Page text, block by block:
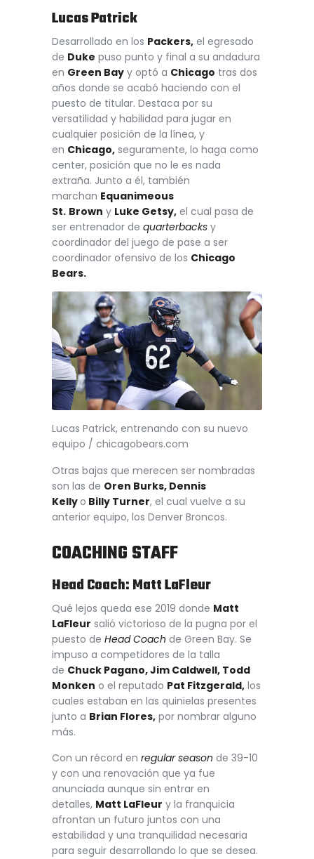
Lucas Patrick
Desarrollado en los Packers, el egresado
de Duke puso punto y final a su andadura
en Green Bay y optó a Chicago tras dos
años donde se acabó haciendo con el
puesto de titular. Destaca por su
versatilidad y habilidad para jugar en
cualquier posición de la línea, y
en Chicago, seguramente, lo haga como
center, posición que no le es nada
extraña. Junto a él, también
marchan Equanimeous
St. Brown y Luke Getsy, el cual pasa de
ser entrenador de quarterbacks y
coordinador del juego de pase a ser
coordinador ofensivo de los Chicago
Bears.
Lucas Patrick, entrenando con su nuevo
equipo / chicagobears.com
Otras bajas que merecen ser nombradas
son las de Oren Burks, Dennis
Kellyo Billy Turner, el cual vuelve a su
anterior equipo, los Denver Broncos.
COACHING STAFF
Head Coach: Matt LaFleur
Qué lejos queda ese 2019 donde Matt
LaFleur salió victorioso de la pugna por el
puesto de Head Coach de Green Bay. Se
impuso a competidores de la talla
de Chuck Pagano, Jim Caldwell, Todd
Monken o el reputado Pat Fitzgerald, los
cuales estaban en las quinielas presentes
junto a Brian Flores, por nombrar alguno
más.
Con un récord en regular season de 39-10
y con una renovación que ya fue
anunciada aunque sin entrar en
detalles, Matt LaFleur y la franquicia
afrontan un futuro juntos con una
estabilidad y una tranquilidad necesaria
para seguir desarrollando lo que se desea.